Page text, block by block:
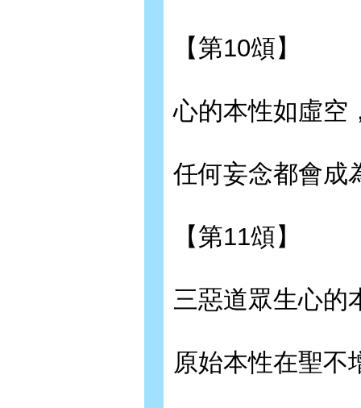
【第10頌】
心的本性如虛空
任何妄念都會成
【第11頌】
三惡道眾生心的
原始本性在聖不